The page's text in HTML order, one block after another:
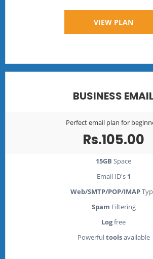
VIEW PLAN
BUSINESS EMAIL
Perfect email plan for
Rs.105.00
15GB Space
1
Email ID's
Web/SMTP/POP/IMAP
Spam Filtering
Logfree
Powerfultoolsavailable